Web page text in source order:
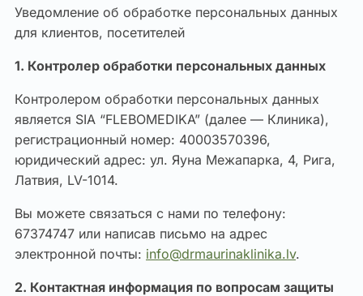
Уведомление об обработке персональных данных
для клиентов, посетителей
1. Контролер обработки персональных данных
Контролером обработки персональных данных
является SIA “FLEBOMEDIKA” (далее — Клиника),
регистрационный номер: 40003570396,
юридический адрес: ул. Яуна Межапарка, 4, Рига,
Латвия, LV-1014.
Вы можете связаться с нами по телефону:
67374747 или написав письмо на адрес
электронной почты: info@drmaurinaklinika.lv.
2. Контактная информация по вопросам защиты